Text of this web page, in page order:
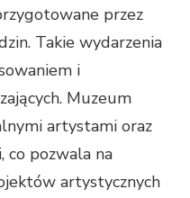
przez
Takie wydarzenia
i
Muzeum
artystami oraz
pozwala na
artystycznych